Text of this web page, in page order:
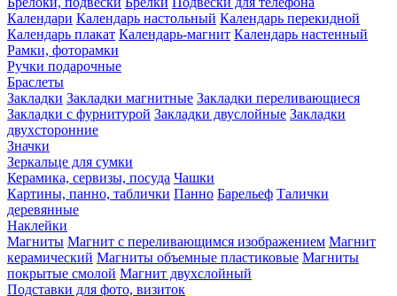
Календари Календарь настольный Календарь перекидной
Календарь плакат Календарь-магнит Календарь настенный
Рамки, фоторамки
Ручки подарочные
Браслеты
Закладки Закладки магнитные Закладки переливающиеся
Закладки с фурнитурой Закладки двуслойные Закладки
двухсторонние
Значки
Зеркальце для сумки
Керамика, сервизы, посуда Чашки
Картины, панно, таблички Панно Барельеф Талички
деревянные
Наклейки
Магниты Магнит с переливающимся изображением Магнит
керамический Магниты объемные пластиковые Магниты
покрытые смолой Магнит двухслойный
Подставки для фото, визиток